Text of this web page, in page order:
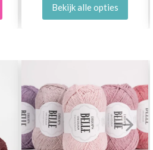
Bekijk alle opties